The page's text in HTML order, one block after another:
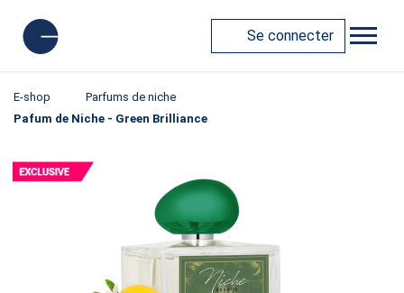
Se connecter
E-shop
Parfums de niche
Pafum de Niche - Green Brilliance